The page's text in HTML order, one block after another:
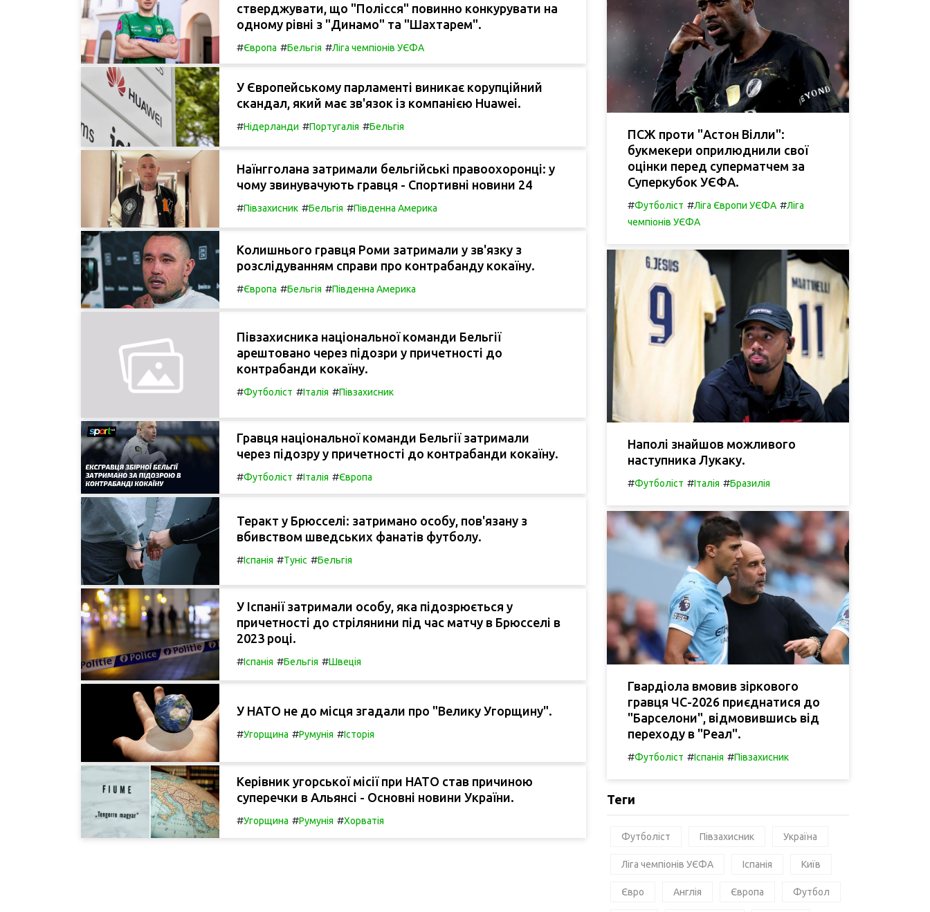
стверджувати, що "Полісся" повинно конкурувати на
одному рівні з "Динамо" та "Шахтарем".
#Європа #Бельгія #Ліга чемпіонів УЄФА
У Європейському парламенті виникає корупційний
скандал, який має зв'язок із компанією Huawei.
#Нідерланди #Португалія #Бельгія
Наїнгголана затримали бельгійські правоохоронці: у
чому звинувачують гравця - Спортивні новини 24
#Півзахисник #Бельгія #Південна Америка
Колишнього гравця Роми затримали у зв'язку з
розслідуванням справи про контрабанду кокаїну.
#Європа #Бельгія #Південна Америка
Півзахисника національної команди Бельгії
арештовано через підозри у причетності до
контрабанди кокаїну.
#Футболіст #Італія #Півзахисник
Гравця національної команди Бельгії затримали
через підозру у причетності до контрабанди кокаїну.
#Футболіст #Італія #Європа
Теракт у Брюсселі: затримано особу, пов'язану з
вбивством шведських фанатів футболу.
#Іспанія #Туніс #Бельгія
У Іспанії затримали особу, яка підозрюється у
причетності до стрілянини під час матчу в Брюсселі в
2023 році.
#Іспанія #Бельгія #Швеція
У НАТО не до місця згадали про "Велику Угорщину".
#Угорщина #Румунія #Історія
Керівник угорської місії при НАТО став причиною
суперечки в Альянсі - Основні новини України.
#Угорщина #Румунія #Хорватія
ПСЖ проти "Астон Вілли":
букмекери оприлюднили свої
оцінки перед суперматчем за
Суперкубок УЄФА.
#Футболіст #Ліга Європи УЄФА #Ліга
чемпіонів УЄФА
Наполі знайшов можливого
наступника Лукаку.
#Футболіст #Італія #Бразилія
Гвардіола вмовив зіркового
гравця ЧС-2026 приєднатися до
"Барселони", відмовившись від
переходу в "Реал".
#Футболіст #Іспанія #Півзахисник
Теги
Футболіст Півзахисник Україна
Ліга чемпіонів УЄФА Іспанія Київ
Євро Англія Європа Футбол